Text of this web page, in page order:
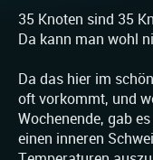
35 Knoten sind 35
Da kann man wohl
Da das hier im
oft vorkommt, und
Wochenende, gab
einen inneren